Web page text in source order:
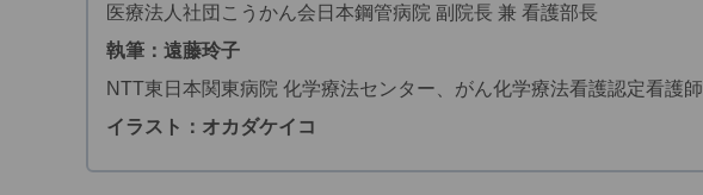
医療法人社団こうかん会日本鋼管病院 副院長 兼 看護部長
執筆：遠藤玲子
NTT東日本関東病院 化学療法センター、がん化学療法看護認定看護師
イラスト：オカダケイコ